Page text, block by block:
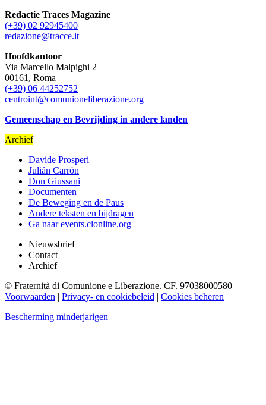
Redactie Traces Magazine
(+39) 02 92945400
redazione@tracce.it
Hoofdkantoor
Via Marcello Malpighi 2
00161, Roma
(+39) 06 44252752
centroint@comunioneliberazione.org
Gemeenschap en Bevrijding in andere landen
Archief
Davide Prosperi
Julián Carrón
Don Giussani
Documenten
De Beweging en de Paus
Andere teksten en bijdragen
Ga naar events.clonline.org
Nieuwsbrief
Contact
Archief
© Fraternità di Comunione e Liberazione. CF. 97038000580
Voorwaarden | Privacy- en cookiebeleid | Cookies beheren
Bescherming minderjarigen